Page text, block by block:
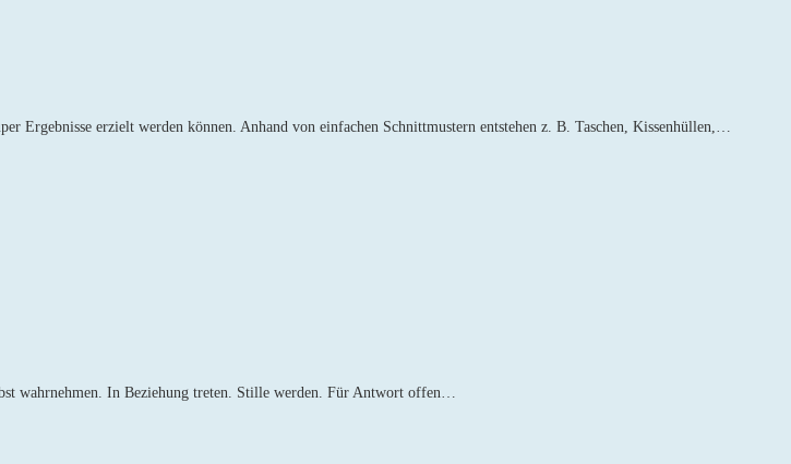
Ergebnisse erzielt werden können. Anhand von einfachen Schnittmustern entstehen z. B. Taschen, Kissenhüllen,…
wahrnehmen. In Beziehung treten. Stille werden. Für Antwort offen…